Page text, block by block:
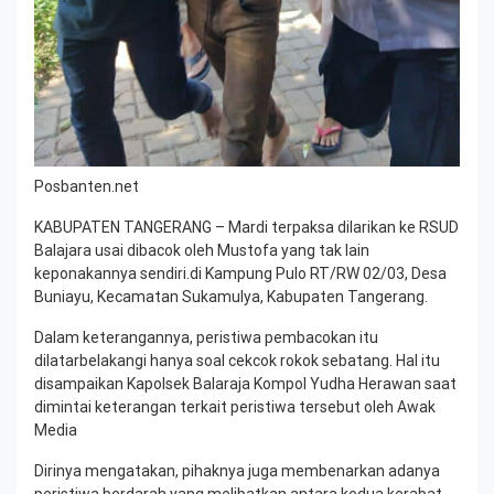
Posbanten.net
KABUPATEN TANGERANG – Mardi terpaksa dilarikan ke RSUD
Balajara usai dibacok oleh Mustofa yang tak lain
keponakannya sendiri.di Kampung Pulo RT/RW 02/03, Desa
Buniayu, Kecamatan Sukamulya, Kabupaten Tangerang.
Dalam keterangannya, peristiwa pembacokan itu
dilatarbelakangi hanya soal cekcok rokok sebatang. Hal itu
disampaikan Kapolsek Balaraja Kompol Yudha Herawan saat
dimintai keterangan terkait peristiwa tersebut oleh Awak
Media
Dirinya mengatakan, pihaknya juga membenarkan adanya